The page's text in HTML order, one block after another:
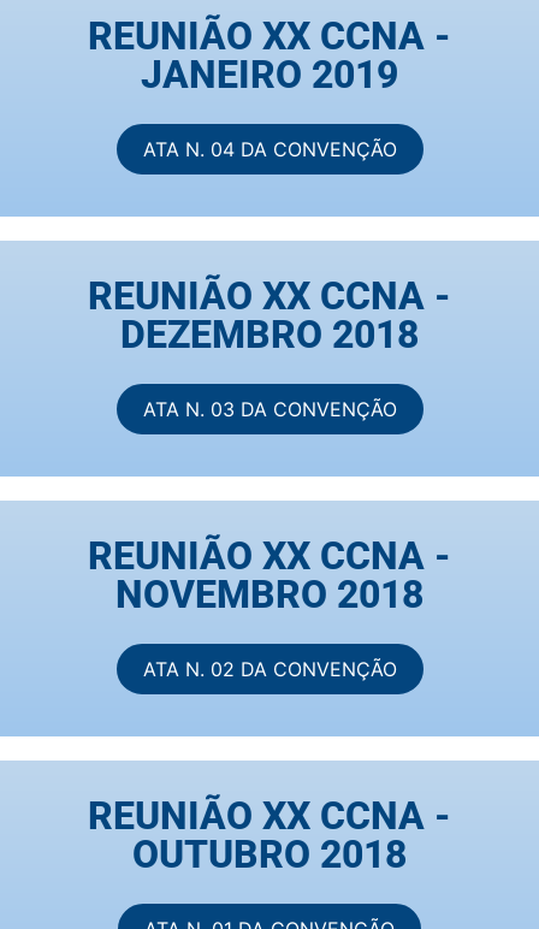
REUNIÃO XX CCNA -
JANEIRO 2019
ATA N. 04 DA CONVENÇÃO
REUNIÃO XX CCNA -
DEZEMBRO 2018
ATA N. 03 DA CONVENÇÃO
REUNIÃO XX CCNA -
NOVEMBRO 2018
ATA N. 02 DA CONVENÇÃO
REUNIÃO XX CCNA -
OUTUBRO 2018